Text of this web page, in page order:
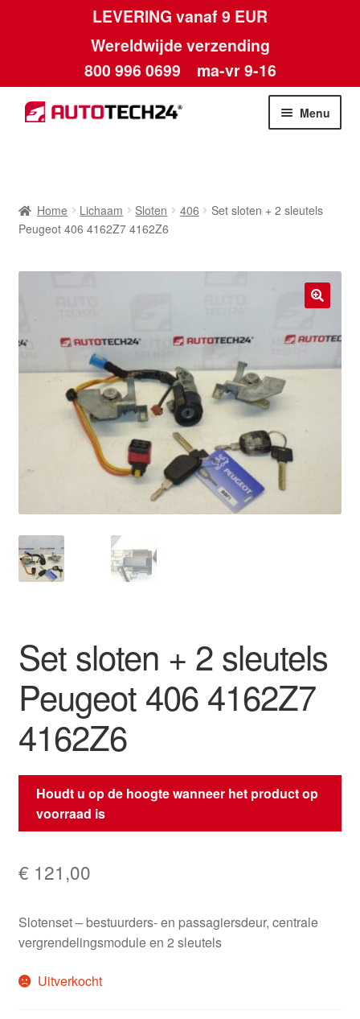
LEVERING vanaf 9 EUR
Wereldwijde verzending
800 996 0699 ma-vr 9-16
Ga
door
Ga
naar
Menu
Kassa
Klachten
Klachtenprocedure
Mijn account
Over ons
Wereldwijde verzending
Winkelwagen
Home Lichaam Sloten 406
Set sloten + 2 sleutels
Peugeot 406 4162Z7 4162Z6
Set sloten + 2 sleutels
Peugeot 406 4162Z7
4162Z6
Houdt u op de hoogte wanneer het product op
voorraad is
€ 121,00
Slotenset – bestuurders- en passagiersdeur, centrale
vergrendelingsmodule en 2 sleutels
Uitverkocht